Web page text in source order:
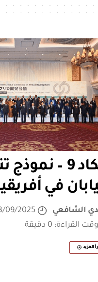
تيكاد 9 –
في
الشافعي
09/2025
وقت القراءة: 0 دقيقة
المزيد